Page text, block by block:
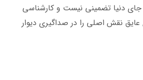
دنیا تضمینی نیست و کارشناسی
عایق نقش اصلی را در صداگیری دیوار